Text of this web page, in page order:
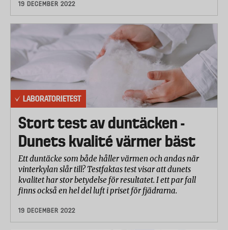
19 DECEMBER 2022
LABORATORIETEST
Stort test av duntäcken -
Dunets kvalité värmer bäst
Ett duntäcke som både håller värmen och andas när
vinterkylan slår till? Testfaktas test visar att dunets
kvalitet har stor betydelse för resultatet. I ett par fall
finns också en hel del luft i priset för fjädrarna.
19 DECEMBER 2022